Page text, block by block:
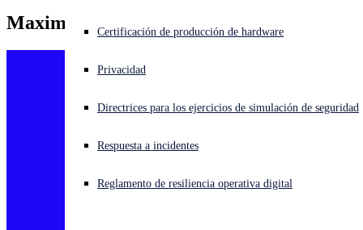
¿Está sufriendo un ciberataque? Obtenga ayuda ahora mismo
Open language switcher
Certificación de producción de hardware
Privacidad
Directrices para los ejercicios de simulación de seguridad
Respuesta a incidentes
Reglamento de resiliencia operativa digital
Maximilian Beards